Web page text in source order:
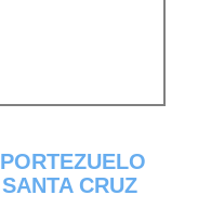
CRUZ